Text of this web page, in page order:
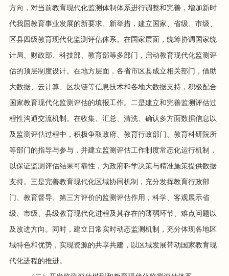
方向，对当前教育现代化监测体制体系进行调整和完善，增加新时
代我国教育事业发展的新要求、新举措，建立国家、省级、市级、
区县四级教育现代化监测评估体系。在国家层面，统筹协调国家统
计局、财政部、科技部、教育部等多部门，启动教育现代化监测评
估的顶层制度设计。在地方层面，各省市区县成立相关部门，借助
大数据、云计算、区块链等信息技术和各地大数据支持，积极配合
国家教育现代化监测评估的填报工作。二是建立和完善监测评估过
程性沟通交流机制。在收集、汇总、清洗、确认多方面数据信息以
及监测评估过程中，积极争取政府、教育行政部门、教育科研院所
等部门的指导与参与，并建立监测评估工作制度常态化运行机制，
以保证监测评估结果可靠性，为政府科学决策与精准施策提供数据
支持。三是完善教育现代化区域协同机制，充分发挥教育行政部
门、教育督导、第三方评价的监测评估作用，科学、客观展示省
级、市级、县级教育现代化进程及其存在的薄弱环节、难点问题以
及改进方向。同时，建立日常实时动态监测机制，充分体现各地区
域特色和优势，实现资源的共享共建，以区域发展带动国家教育现
代化进程的推进。